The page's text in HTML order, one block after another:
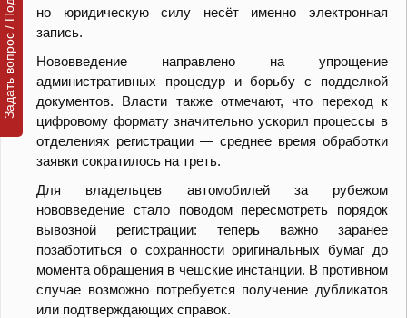
но юридическую силу несёт именно электронная
запись.
Нововведение направлено на упрощение
административных процедур и борьбу с подделкой
документов. Власти также отмечают, что переход к
цифровому формату значительно ускорил процессы в
отделениях регистрации — среднее время обработки
заявки сократилось на треть.
Для владельцев автомобилей за рубежом
нововведение стало поводом пересмотреть порядок
вывозной регистрации: теперь важно заранее
позаботиться о сохранности оригинальных бумаг до
момента обращения в чешские инстанции. В противном
случае возможно потребуется получение дубликатов
или подтверждающих справок.